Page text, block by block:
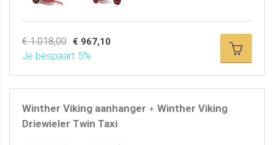
€ 1.018,00 € 967,10
Je bespaart 5%
Winther Viking aanhanger + Winther Viking
Driewieler Twin Taxi